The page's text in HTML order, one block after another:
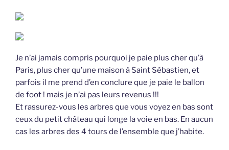
Je n’ai jamais compris pourquoi je paie plus cher qu’à
Paris, plus cher qu’une maison à Saint Sébastien, et
parfois il me prend d’en conclure que je paie le ballon
de foot ! mais je n’ai pas leurs revenus !!!
Et rassurez-vous les arbres que vous voyez en bas sont
ceux du petit château qui longe la voie en bas. En aucun
cas les arbres des 4 tours de l’ensemble que j’habite.